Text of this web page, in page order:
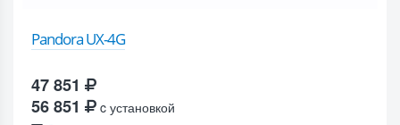
Pandora UX-4G
47 851
56 851
c установкой